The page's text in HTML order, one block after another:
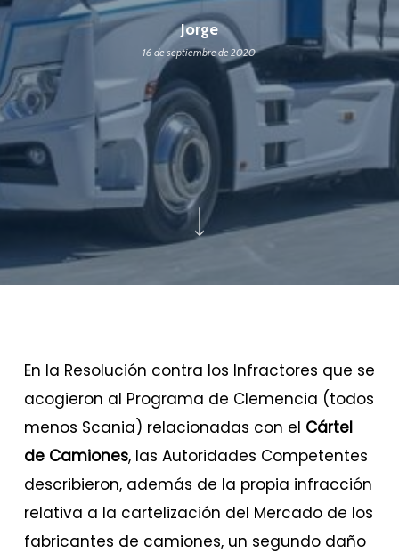
Jorge
16 de septiembre de 2020
En la Resolución contra los Infractores que se
acogieron al Programa de Clemencia (todos
menos Scania) relacionadas con el Cártel
de Camiones, las Autoridades Competentes
describieron, además de la propia infracción
relativa a la cartelización del Mercado de los
fabricantes de camiones, un segundo daño